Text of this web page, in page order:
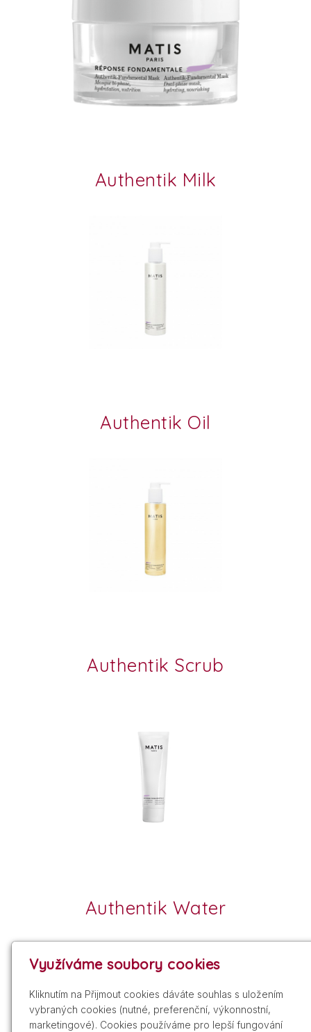
Authentik Milk
Authentik Oil
Authentik Scrub
Authentik Water
Využíváme soubory cookies
Kliknutím na Přijmout cookies dáváte souhlas s uložením
vybraných cookies (nutné, preferenční, výkonnostní,
marketingové). Cookies používáme pro lepší fungování